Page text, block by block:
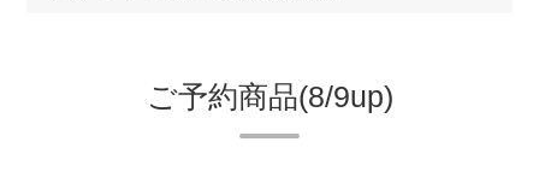
メーカー
ご予約商品(8/9up)